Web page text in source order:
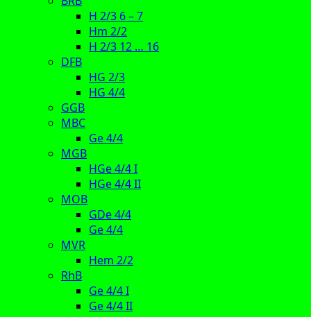
H 2/3 6 – 7
Hm 2/2
H 2/3 12 … 16
DFB
HG 2/3
HG 4/4
GGB
MBC
Ge 4/4
MGB
HGe 4/4 I
HGe 4/4 II
MOB
GDe 4/4
Ge 4/4
MVR
Hem 2/2
RhB
Ge 4/4 I
Ge 4/4 II